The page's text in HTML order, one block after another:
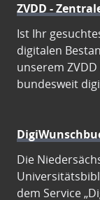
ZVDD -
Ist Ihr
digitalen
unserem
bundesweit
Die
dem Service